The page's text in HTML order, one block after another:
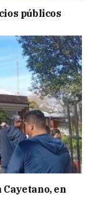
públicos
en